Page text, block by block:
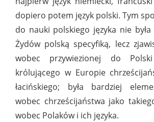
dopiero potem język polski. Tym
do nauki polskiego języka nie
Żydów polską specyfiką, lecz
wobec przywiezionej do
królującego w Europie
łacińskiego; była bardziej
wobec chrześcijaństwa jako
wobec Polaków i ich języka.